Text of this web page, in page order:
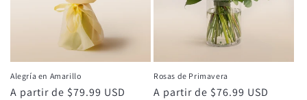
Alegría en Amarillo
Precio
A partir de $79.99 USD
Rosas de Primavera
Precio
A partir de $76.99 USD